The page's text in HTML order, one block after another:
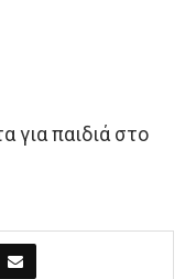
για παιδιά στο